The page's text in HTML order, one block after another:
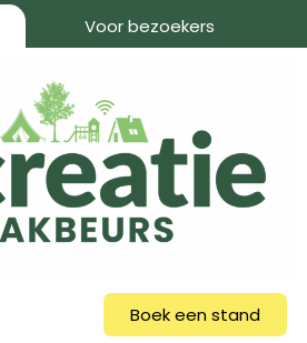
Voor bezoekers
Boek een stand